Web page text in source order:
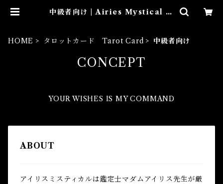
中級者向け | Airies Mystical ア
HOME
タロットカード Tarot Card 中級者向け
CONCEPT
YOUR WISHES IS MY COMMAND
ABOUT
アイリスミスティカルは鑑定士マダムアイリス先生が厳